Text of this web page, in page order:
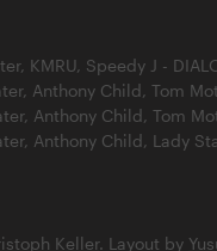
KMRU, Speedy J -
Anthony Child, Tom
Anthony Child, Tom
Anthony Child, Lady
Keller. Layout by